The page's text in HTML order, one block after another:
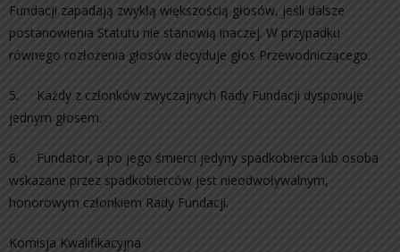
Fundacji zapadają zwykłą większością głosów, jeśli dalsze
postanowienia Statutu nie stanowią inaczej. W przypadku
równego rozłożenia głosów decyduje głos Przewodniczącego.
5. Każdy z członków zwyczajnych Rady Fundacji dysponuje
jednym głosem.
6. Fundator, a po jego śmierci jedyny spadkobierca lub osoba
wskazane przez spadkobierców jest nieodwoływalnym,
honorowym członkiem Rady Fundacji.
Komisja Kwalifikacyjna